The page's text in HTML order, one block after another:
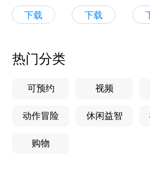
趋势。用户可以随时查看所
划加油时间和预算，节省出行
车主服务全掌握
用。它将违章学法、违章代
界面设计简洁直观，操作流
生活更省心。下载123违法查
下载 下载
热门分类
可预约 视频
动作冒险 休闲益智
购物